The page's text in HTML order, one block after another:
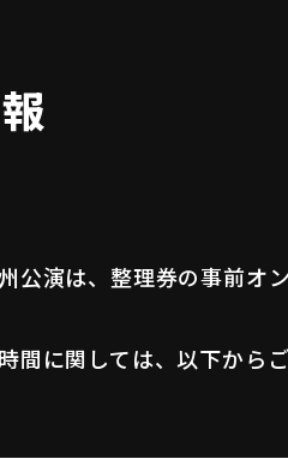
公演は、整理券の事前オ
間に関しては、以下から